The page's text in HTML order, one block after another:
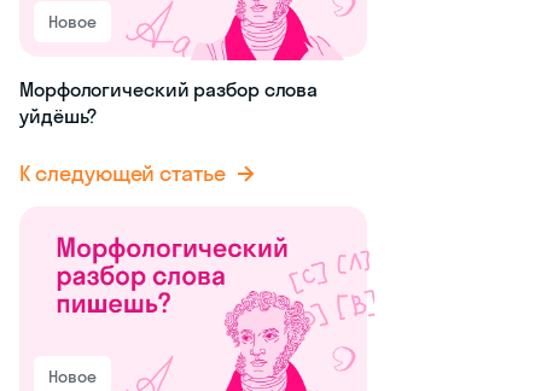
Новое
Морфологический разбор слова
уйдёшь?
К следующей статье
Новое